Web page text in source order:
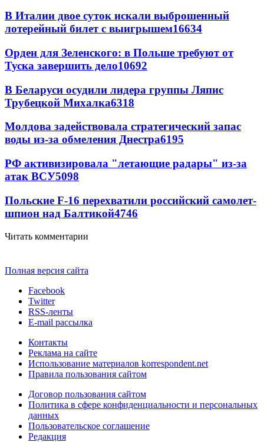
В Италии двое суток искали выброшенный
лотерейный билет с выигрышем16634
Орден для Зеленского: в Польше требуют от
Туска завершить дело10692
В Беларуси осудили лидера группы Ляпис
Трубецкой Михалка6318
Молдова задействовала стратегический запас
воды из-за обмеления Днестра6195
РФ активизировала "летающие радары" из-за
атак ВСУ5098
Польские F-16 перехватили российский самолет-
шпион над Балтикой4746
Читать комментарии
Полная версия сайта
Facebook
Twitter
RSS-ленты
E-mail рассылка
Контакты
Реклама на сайте
Использование материалов korrespondent.net
Правила пользования сайтом
Договор пользования сайтом
Политика в сфере конфиденциальности и персональных
данных
Пользовательское соглашение
Редакция